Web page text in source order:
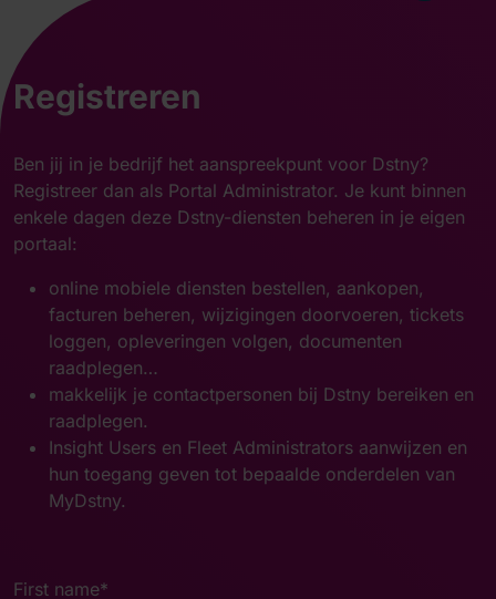
Registreren
Ben jij in je bedrijf het aanspreekpunt voor Dstny?
Registreer dan als Portal Administrator. Je kunt binnen
enkele dagen deze Dstny-diensten beheren in je eigen
portaal:
online mobiele diensten bestellen, aankopen,
facturen beheren, wijzigingen doorvoeren, tickets
loggen, opleveringen volgen, documenten
raadplegen…
makkelijk je contactpersonen bij Dstny bereiken en
raadplegen.
Insight Users en Fleet Administrators aanwijzen en
hun toegang geven tot bepaalde onderdelen van
MyDstny.
First name*